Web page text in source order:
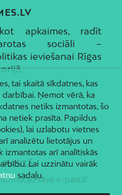
apkaimes, radīt
sociāli –
ieviešanai Rīgas
savā e-pastā!
tai skaitā sīkdatnes, kas
Ņemot vērā, ka
netiks izmantotas, šo
netiek prasīta. Papildus
lai uzlabotu vietnes
analizētu lietotājus un
izmantotas arī analītiskās
Lai uzzinātu vairāk
sadaļu.